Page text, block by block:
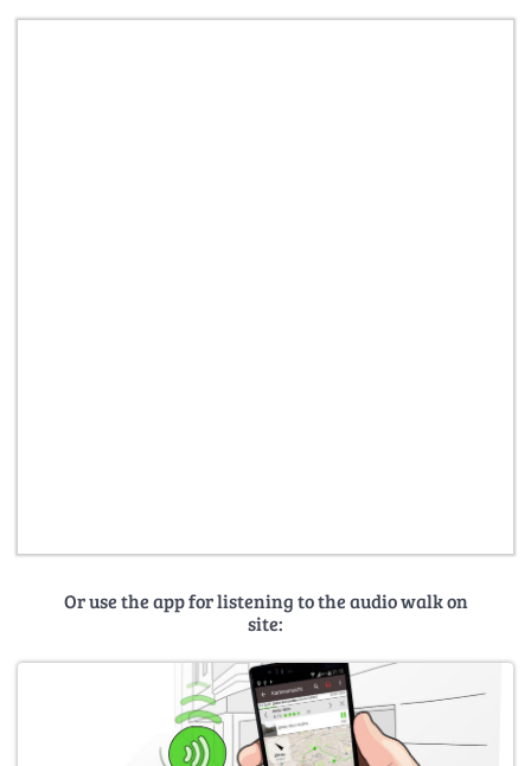
Or use the app for listening to the audio walk on
site: